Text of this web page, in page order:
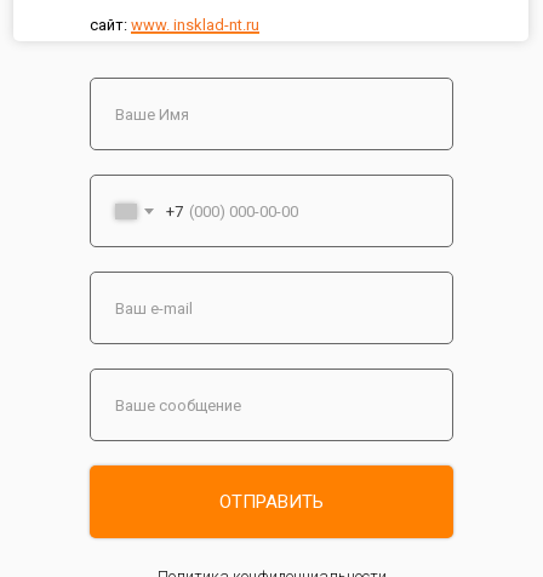
сайт: www. insklad-nt.ru
+7
ОТПРАВИТЬ